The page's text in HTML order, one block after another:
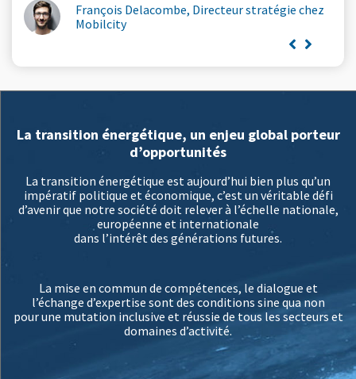
François Delacombe, Directeur stratégie chez
Mobilcity
La transition énergétique, un enjeu global porteur
d’opportunités
La transition énergétique est aujourd’hui bien plus qu’un
impératif politique et économique, c’est un véritable défi
d’avenir que notre société doit relever à l’échelle nationale,
européenne et internationale
dans l’intérêt des générations futures.
La mise en commun de compétences, le dialogue et
l’échange d’expertise sont des conditions sine qua non
pour une mutation inclusive et réussie de tous les secteurs et
domaines d’activité.